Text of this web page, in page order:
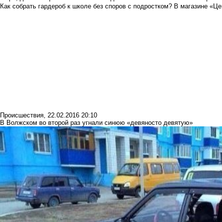
Как собрать гардероб к школе без споров с подростком? В магазине
Происшествия, 22.02.2016 20:10
В Волжском во второй раз угнали синюю «девяносто девятую»